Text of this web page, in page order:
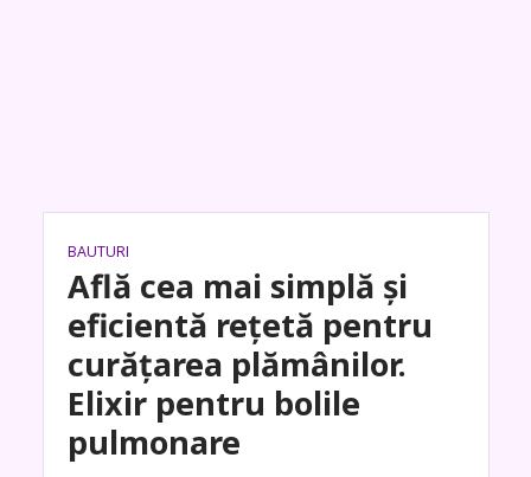
BAUTURI
Află cea mai simplă și
eficientă rețetă pentru
curățarea plămânilor.
Elixir pentru bolile
pulmonare